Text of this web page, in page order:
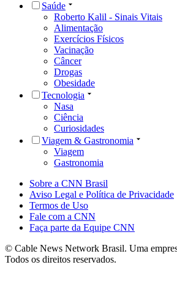
Saúde
Roberto Kalil - Sinais Vitais
Alimentação
Exercícios Físicos
Vacinação
Câncer
Drogas
Obesidade
Tecnologia
Nasa
Ciência
Curiosidades
Viagem & Gastronomia
Viagem
Gastronomia
Sobre a CNN Brasil
Aviso Legal e Política de Privacidade
Termos de Uso
Fale com a CNN
Faça parte da Equipe CNN
© Cable News Network Brasil. Uma
Todos os direitos reservados.